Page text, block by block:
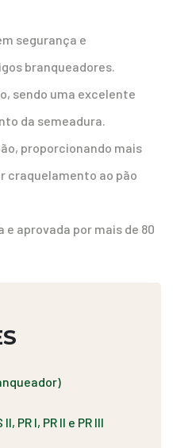
segurança e
branqueadores.
sendo uma excelente
da semeadura.
proporcionando mais
craquelamento ao pão
e aprovada por mais de 80
II, PR I, PR II e PR III